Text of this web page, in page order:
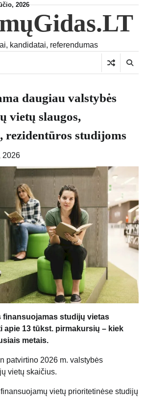
2026
kandidatai, referendumas
daugiau valstybės
vietų slaugos,
rezidentūros studijoms
2026
finansuojamas studijų vietas
apie 13 tūkst. pirmakursių – kiek
metais.
patvirtino 2026 m. valstybės
vietų skaičius.
vietų prioritetinėse studijų